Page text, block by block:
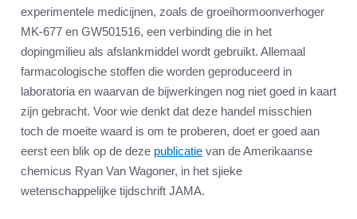
experimentele medicijnen, zoals de groeihormoonverhoger
MK-677 en GW501516, een verbinding die in het
dopingmilieu als afslankmiddel wordt gebruikt. Allemaal
farmacologische stoffen die worden geproduceerd in
laboratoria en waarvan de bijwerkingen nog niet goed in kaart
zijn gebracht. Voor wie denkt dat deze handel misschien
toch de moeite waard is om te proberen, doet er goed aan
eerst een blik op de deze publicatie van de Amerikaanse
chemicus Ryan Van Wagoner, in het sjieke
wetenschappelijke tijdschrift JAMA.